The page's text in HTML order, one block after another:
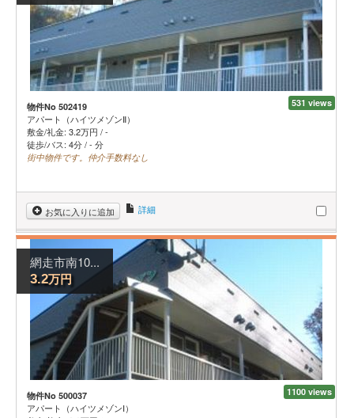
531 views
物件No 502419
アパート（ハイツメゾンⅡ）
敷金/礼金: 3.2万円 /-
徒歩/バス: 4分 / - 分
街中物件です。仲介手数料なし
お気に入りに追加 詳細
網走市南10...
3.2万円
1100 views
物件No 500037
アパート（ハイツメゾンⅠ）